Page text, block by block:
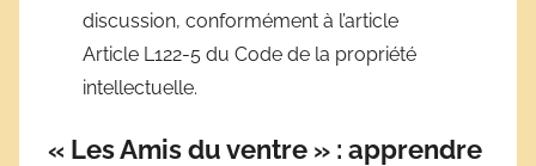
discussion, conformément à l’article
Article L122-5 du Code de la propriété
intellectuelle.
« Les Amis du ventre » : apprendre